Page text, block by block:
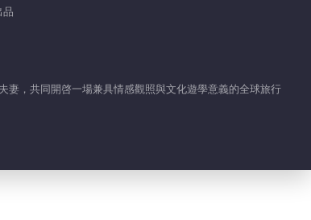
品
妻，共同開啓一場兼具情感觀照與文化遊學意義的全球旅行